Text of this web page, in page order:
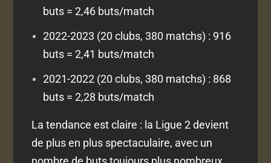
buts = 2,46 buts/match
2022-2023 (20 clubs, 380 matchs) : 916
buts = 2,41 buts/match
2021-2022 (20 clubs, 380 matchs) : 868
buts = 2,28 buts/match
La tendance est claire : la Ligue 2 devient
de plus en plus spectaculaire, avec un